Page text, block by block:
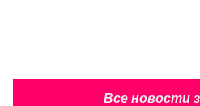
Все новости